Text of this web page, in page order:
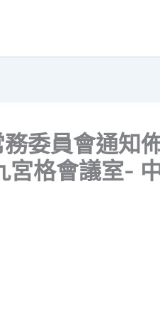
委員會通知
宮格會議室-